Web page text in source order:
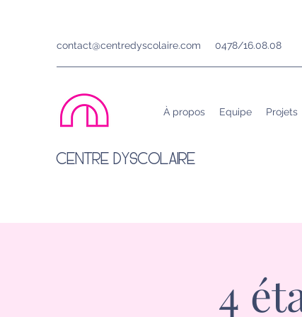
contact@centredyscolaire.com 0478/16.08.08
CENTRE DYSCOLAIRE
À propos Equipe Projets
4